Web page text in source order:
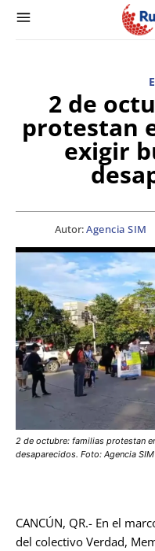
2 de
protestan
exigir
Autor:Agencia SIM
2 de octubre: familias protestan
desaparecidos. Foto: Agencia SIM
CANCÚN, QR.- En el
del colectivo Verdad,